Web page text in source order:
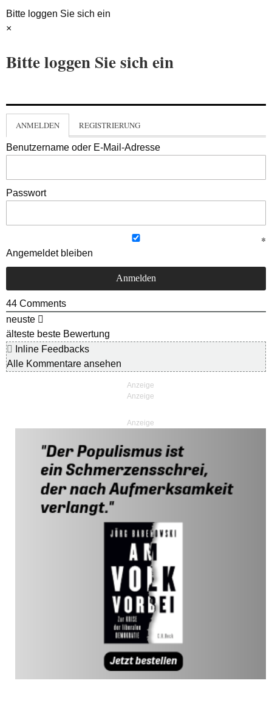
Bitte loggen Sie sich ein
×
Bitte loggen Sie sich ein
ANMELDEN REGISTRIERUNG
Benutzername oder E-Mail-Adresse
Passwort
Angemeldet bleiben
44 Comments
neuste
älteste beste Bewertung
Inline Feedbacks
Alle Kommentare ansehen
Anzeige